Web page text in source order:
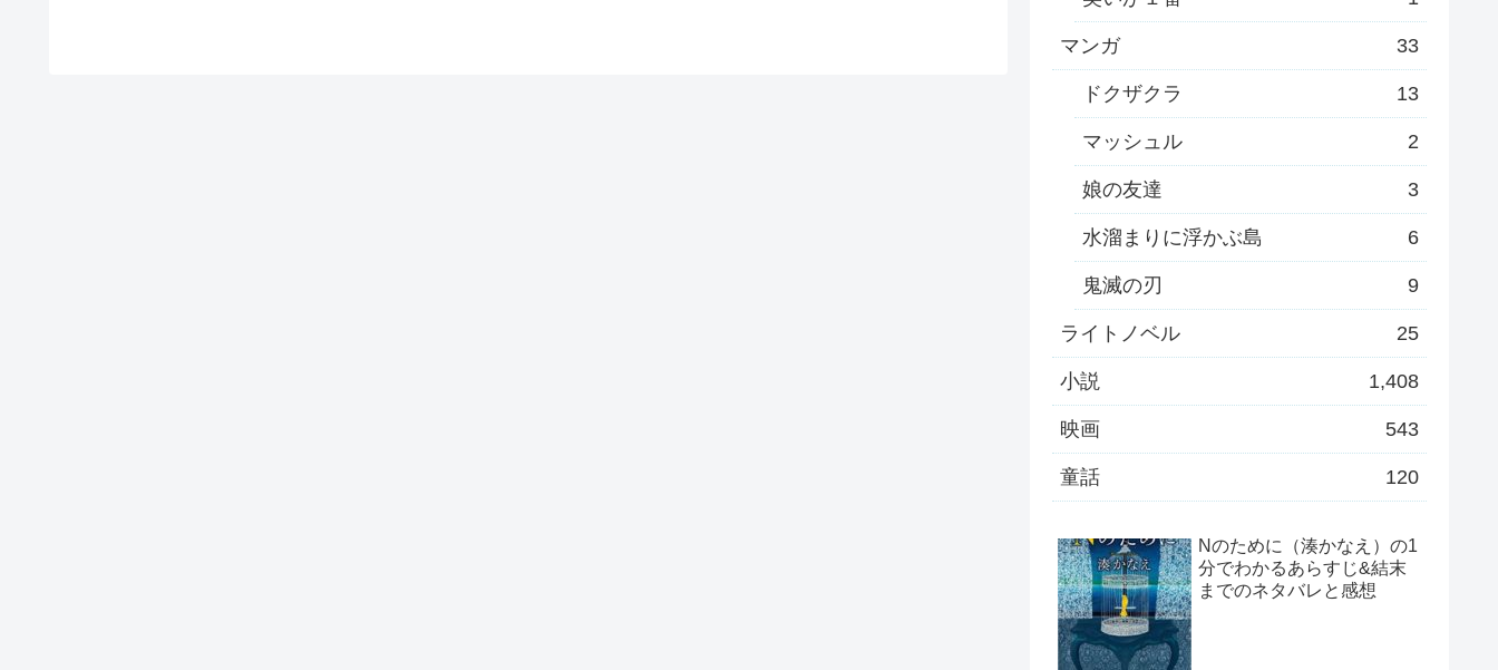
マンガ 33
ドクザクラ 13
マッシュル 2
娘の友達 3
水溜まりに浮かぶ島 6
鬼滅の刃 9
ライトノベル 25
小説 1,408
映画 543
童話 120
Nのために（湊かなえ）の1
分でわかるあらすじ&結末
までのネタバレと感想